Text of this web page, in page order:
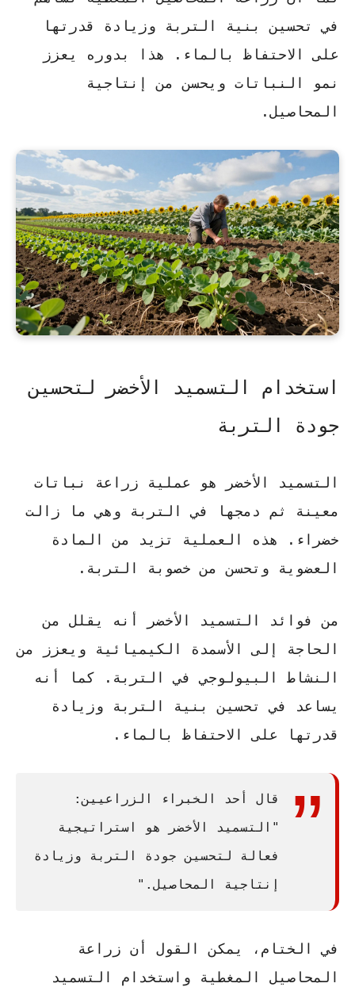
في
تحسين بنية التربة وزيادة قدرتها
على الاحتفاظ بالماء . هذا بدوره يعزز
نمو النباتات ويحسن من إنتاجية
المحاصيل.
استخدام التسميد الأخضر لتحسين
جودة التربة
التسميد الأخضر هو عملية زراعة نباتات
معينة ثم دمجها في التربة وهي ما زالت
خضراء. هذه العملية تزيد من المادة
العضوية وتحسن من خصوبة التربة .
من فوائد التسميد الأخضر أنه
يقلل من
الحاجة إلى الأسمدة الكيميائية ويعزز من
النشاط البيولوجي في التربة . كما أنه
يساعد في تحسين بنية التربة وزيادة
قدرتها على الاحتفاظ بالماء.
قال أحد الخبراء الزراعيين:
"التسميد الأخضر هو استراتيجية
فعالة لتحسين جودة التربة وزيادة
إنتاجية المحاصيل."
في الختام، يمكن القول أن زراعة
المحاصيل المغطية واستخدام التسميد